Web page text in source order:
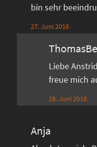
bin sehr
27. Juni 2016
Liebe
freue mich
28. Juni 2016
Anja